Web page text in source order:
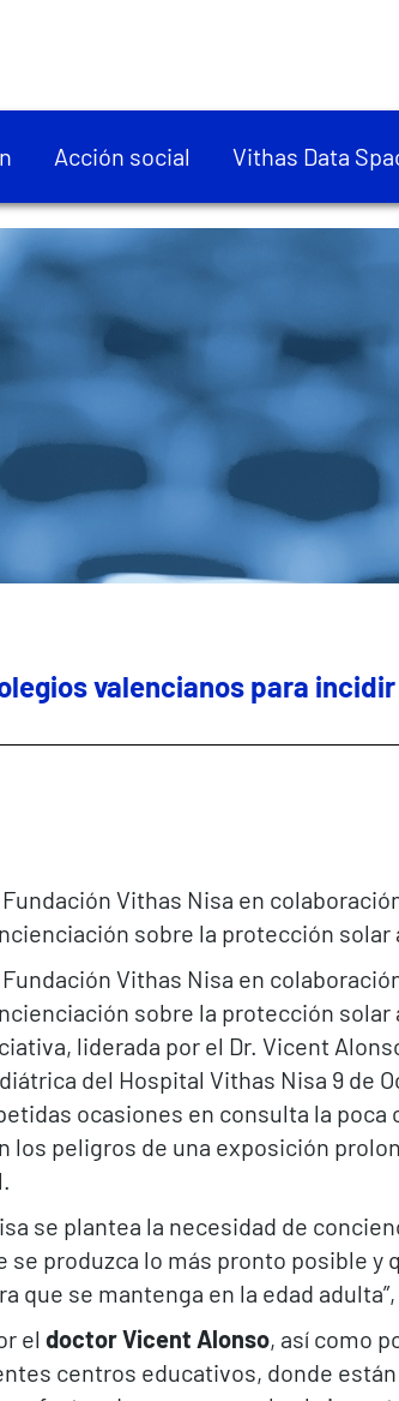
Acción social Vithas Data
valencianos para
Fundación Vithas Nisa en
sobre la protección solar
Fundación Vithas Nisa en
sobre la protección solar
liderada por el Dr. Vicent
del Hospital Vithas Nisa 9 de
ocasiones en consulta la
los peligros de una exposición
se plantea la necesidad de
produzca lo más pronto posible y
se mantenga en la edad
el doctor Vicent Alonso, así como
centros educativos, donde